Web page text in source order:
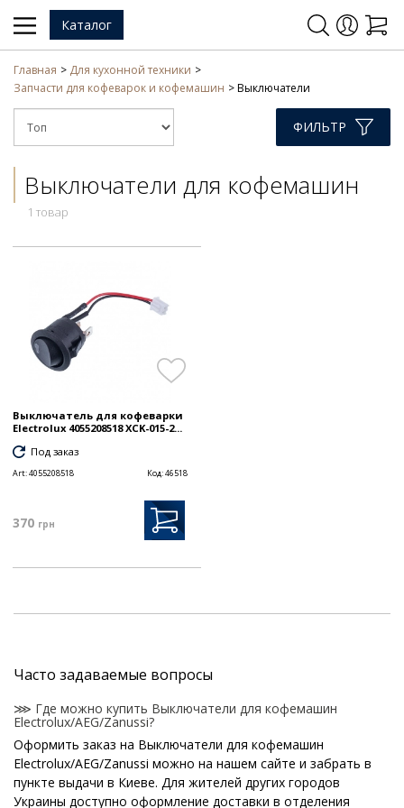
Каталог
Главная
Для кухонной техники
Запчасти для кофеварок и кофемашин
Выключатели
ФИЛЬТР
Выключатели для кофемашин
1 товар
Выключатель для кофеварки
Electrolux 4055208518 XCK-015-2...
Под заказ
Art:4055208518 Код:46518
370 грн
Часто задаваемые вопросы
⋙ Где можно купить Выключатели для кофемашин
Electrolux/AEG/Zanussi?
Оформить заказ на Выключатели для кофемашин
Electrolux/AEG/Zanussi можно на нашем сайте и забрать в
пункте выдачи в Киеве. Для жителей других городов
Украины доступно оформление доставки в отделения